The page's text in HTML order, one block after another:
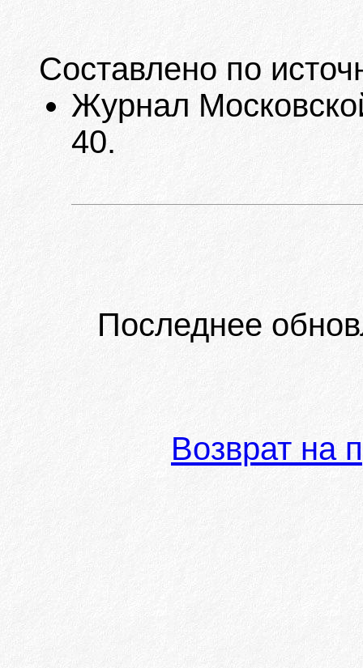
Составлено по
Журнал
40.
Последнее
Возврат на